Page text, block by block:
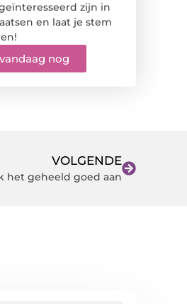
zijn in
en laat je stem
nog
VOLGENDE
het geheeld goed aan